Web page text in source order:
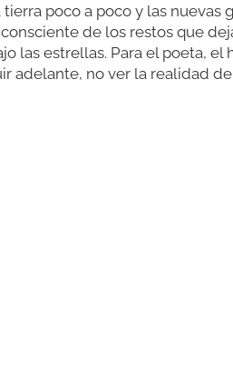
poco a poco y las nuevas
de los restos que
las estrellas. Para el poeta,
adelante, no ver la realidad